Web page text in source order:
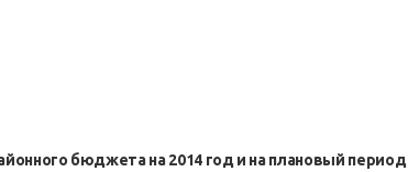
бюджетана 2014 год и на плановый период